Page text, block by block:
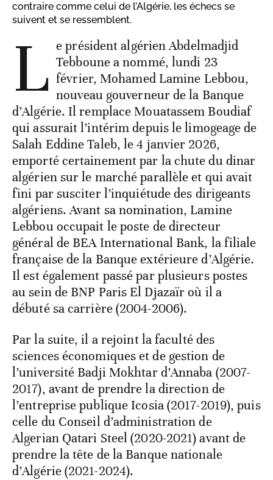
contraire comme celui de l’Algérie, les échecs se
suivent et se ressemblent.
L e président algérien Abdelmadjid
Tebboune a nommé, lundi 23
février, Mohamed Lamine Lebbou,
nouveau gouverneur de la Banque
d’Algérie. Il remplace Mouatassem Boudiaf
qui assurait l’intérim depuis le limogeage de
Salah Eddine Taleb, le 4 janvier 2026,
emporté certainement par la chute du dinar
algérien sur le marché parallèle et qui avait
fini par susciter l’inquiétude des dirigeants
algériens. Avant sa nomination, Lamine
Lebbou occupait le poste de directeur
général de BEA International Bank, la filiale
française de la Banque extérieure d’Algérie.
Il est également passé par plusieurs postes
au sein de BNP Paris El Djazaïr où il a
débuté sa carrière (2004-2006).
Par la suite, il a rejoint la faculté des
sciences économiques et de gestion de
l’université Badji Mokhtar d’Annaba (2007-
2017), avant de prendre la direction de
l’entreprise publique Icosia (2017-2019), puis
celle du Conseil d’administration de
Algerian Qatari Steel (2020-2021) avant de
prendre la tête de la Banque nationale
d’Algérie (2021-2024).